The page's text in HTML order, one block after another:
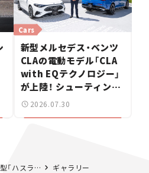
新型メルセデス・ベンツ
CLAの電動モデル「CLA
with EQテクノロジー」
が上陸！ シューティング
ブレークも発売【新車ニ
Cars
2026.07.30
け、安全性能も大幅向上【新車ニュース】 ギャラリー